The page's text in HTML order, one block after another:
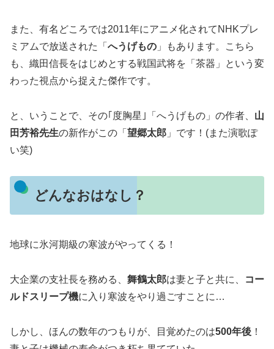
また、有名どころでは2011年にアニメ化されてNHKプレ
ミアムで放送された「 へうげもの 」もあります。こちら
も、織田信長をはじめとする戦国武将を「茶器」という変
わった視点から捉えた傑作です。
と、いうことで、その｢度胸星｣「へうげもの」の作者、 山
田芳裕先生の新作がこの「 望郷太郎 」です！(また演歌ぽ
い笑)
どんなおはなし？
地球に氷河期級の寒波がやってくる！
大企業の支社長を務める、 舞鶴太郎は妻と子と共に、
コー
ルドスリープ機に入り寒波をやり過ごすことに…
しかし、ほんの数年のつもりが、目覚めたのは500年後 ！